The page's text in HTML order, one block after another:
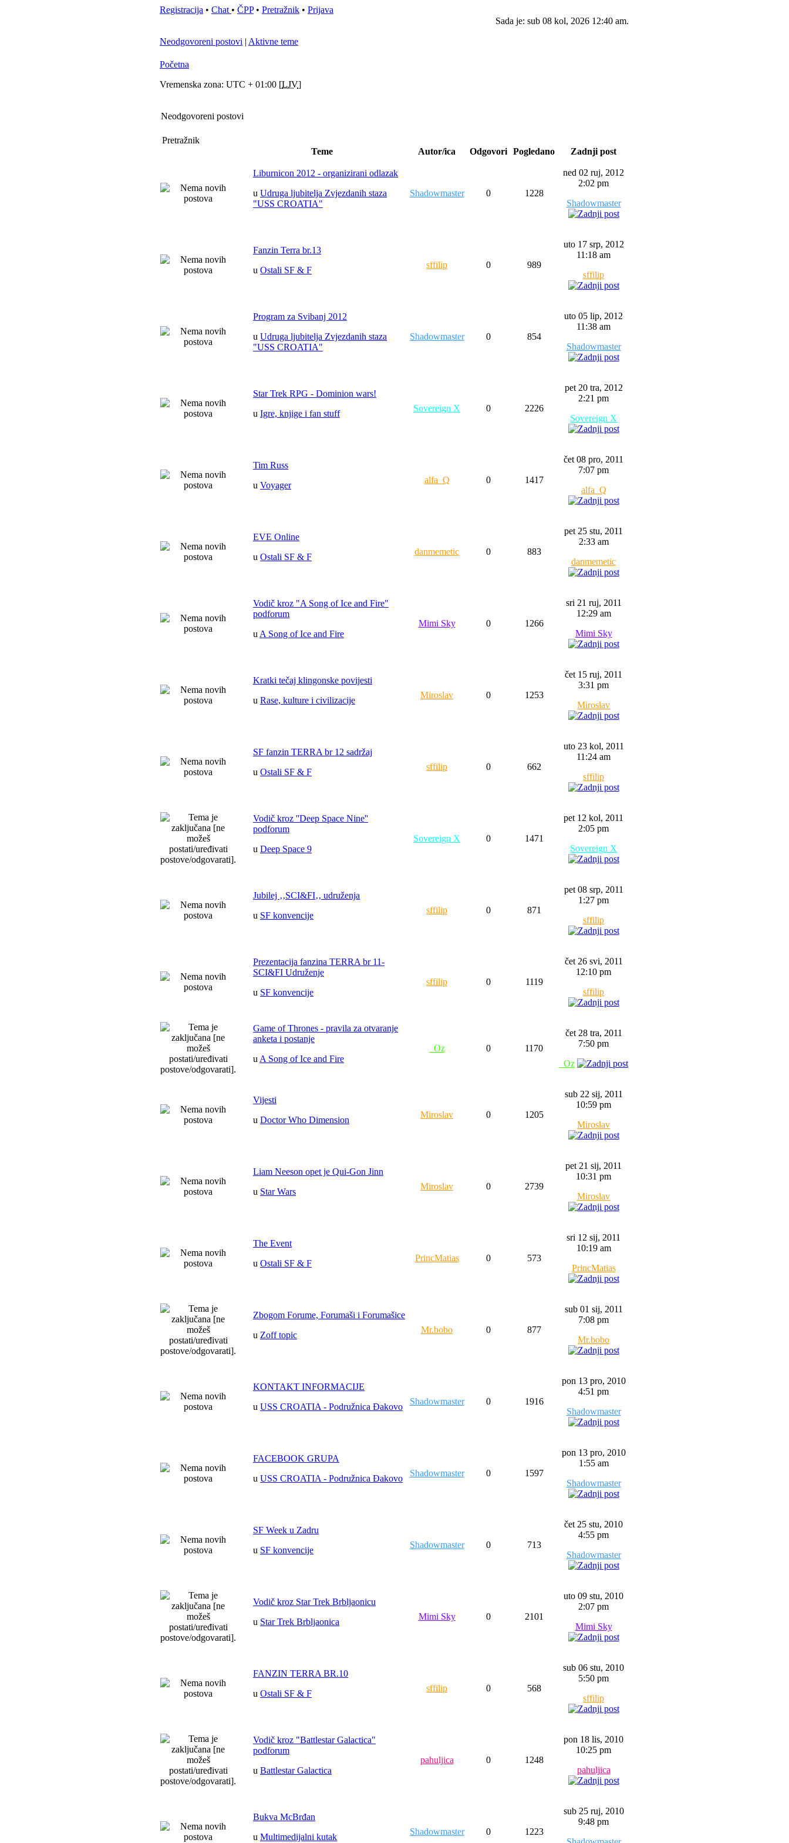
Registracija • Chat • ČPP• Pretražnik • Prijava
Sada je: sub 08 kol, 2026 12:40 am.
Neodgovoreni postovi | Aktivne teme
Početna
Vremenska zona: UTC + 01:00 [LJV]
Neodgovoreni postovi
Pretražnik
Teme
Autor/ica Odgovori Pogledano Zadnji post
Liburnicon 2012 - organizirani odlazak
u Udruga ljubitelja Zvjezdanih staza
"USS CROATIA"
Shadowmaster 0 1228
ned 02 ruj, 2012
2:02 pm
Shadowmaster
Fanzin Terra br.13
u Ostali SF & F
sffilip 0 989
uto 17 srp, 2012
11:18 am
sffilip
Program za Svibanj 2012
u Udruga ljubitelja Zvjezdanih staza
"USS CROATIA"
Shadowmaster 0 854
uto 05 lip, 2012
11:38 am
Shadowmaster
Star Trek RPG - Dominion wars!
u Igre, knjige i fan stuff
Sovereign X 0 2226
pet 20 tra, 2012
2:21 pm
Sovereign X
Tim Russ
u Voyager
alfa_Q 0 1417
čet 08 pro, 2011
7:07 pm
alfa_Q
EVE Online
u Ostali SF & F
danmemetic 0 883
pet 25 stu, 2011
2:33 am
danmemetic
Vodič kroz "A Song of Ice and Fire"
podforum
u A Song of Ice and Fire
Mimi Sky 0 1266
sri 21 ruj, 2011
12:29 am
Mimi Sky
Kratki tečaj klingonske povijesti
u Rase, kulture i civilizacije
Miroslav 0 1253
čet 15 ruj, 2011
3:31 pm
Miroslav
SF fanzin TERRA br 12 sadržaj
u Ostali SF & F
sffilip 0 662
uto 23 kol, 2011
11:24 am
sffilip
Vodič kroz ''Deep Space Nine''
podforum
u Deep Space 9
Sovereign X 0 1471
pet 12 kol, 2011
2:05 pm
Sovereign X
Jubilej ‚‚SCI&FI‚‚ udruženja
u SF konvencije
sffilip 0 871
pet 08 srp, 2011
1:27 pm
sffilip
Prezentacija fanzina TERRA br 11-
SCI&FI Udruženje
u SF konvencije
sffilip 0 1119
čet 26 svi, 2011
12:10 pm
sffilip
Game of Thrones - pravila za otvaranje
anketa i postanje
u A Song of Ice and Fire
_Oz 0 1170
čet 28 tra, 2011
7:50 pm
_Oz
Vijesti
u Doctor Who Dimension
Miroslav 0 1205
sub 22 sij, 2011
10:59 pm
Miroslav
Liam Neeson opet je Qui-Gon Jinn
u Star Wars
Miroslav 0 2739
pet 21 sij, 2011
10:31 pm
Miroslav
The Event
u Ostali SF & F
PrincMatias 0 573
sri 12 sij, 2011
10:19 am
PrincMatias
Zbogom Forume, Forumaši i Forumašice
u Zoff topic
Mr.bobo 0 877
sub 01 sij, 2011
7:08 pm
Mr.bobo
KONTAKT INFORMACIJE
u USS CROATIA - Podružnica Đakovo
Shadowmaster 0 1916
pon 13 pro, 2010
4:51 pm
Shadowmaster
FACEBOOK GRUPA
u USS CROATIA - Podružnica Đakovo
Shadowmaster 0 1597
pon 13 pro, 2010
1:55 am
Shadowmaster
SF Week u Zadru
u SF konvencije
Shadowmaster 0 713
čet 25 stu, 2010
4:55 pm
Shadowmaster
Vodič kroz Star Trek Brbljaonicu
u Star Trek Brbljaonica
Mimi Sky 0 2101
uto 09 stu, 2010
2:07 pm
Mimi Sky
FANZIN TERRA BR.10
u Ostali SF & F
sffilip 0 568
sub 06 stu, 2010
5:50 pm
sffilip
Vodič kroz "Battlestar Galactica"
podforum
u Battlestar Galactica
pahuljica 0 1248
pon 18 lis, 2010
10:25 pm
pahuljica
Bukva McBrđan
u Multimedijalni kutak
Shadowmaster 0 1223
sub 25 ruj, 2010
9:48 pm